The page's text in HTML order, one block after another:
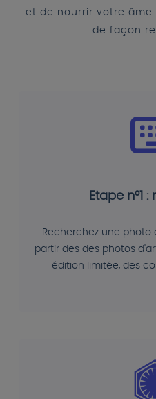
et de nourrir votre
de façon
Etape n°1
Recherchez une photo
partir des des photos
édition limitée, des